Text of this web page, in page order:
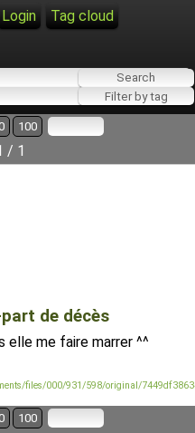
Login
Tag cloud
100
/ 1
de décès
elle me faire marrer ^^
files/000/931/598/original/
100